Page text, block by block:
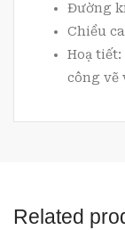
Đường
Chiều
Hoạ
công vẽ
Related